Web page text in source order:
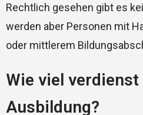
Rechtlich gesehen gibt es
werden aber Personen mit
oder mittlerem
Wie viel
Ausbildung?